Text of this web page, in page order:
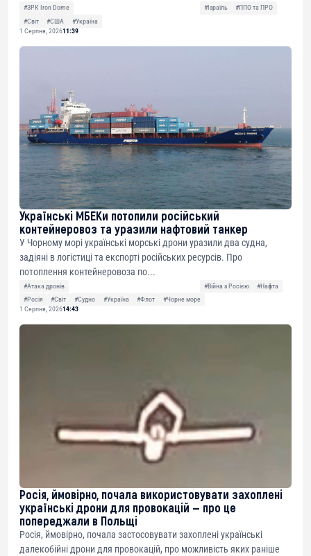
#ЗРК Iron Dome #Ізраїль
#ППО та ПРО
#Світ
#США
#Україна
1 Серпня, 202611:39
Українські МБЕКи потопили російський
контейнеровоз та уразили нафтовий танкер
У Чорному морі українські морські дрони уразили два судна,
задіяні в логістиці та експорті російських ресурсів. Про
потоплення контейнеровоза по...
#Атака дронів #Війна з Росією
#Нафта
#Росія
#Світ #Судно #Україна #Флот
#Чорне море
1 Серпня, 202614:43
Росія, ймовірно, почала використовувати захоплені
українські дрони для провокацій — про це
попереджали в Польщі
Росія, ймовірно, почала застосовувати захоплені українські
далекобійні дрони для провокацій, про можливість яких раніше